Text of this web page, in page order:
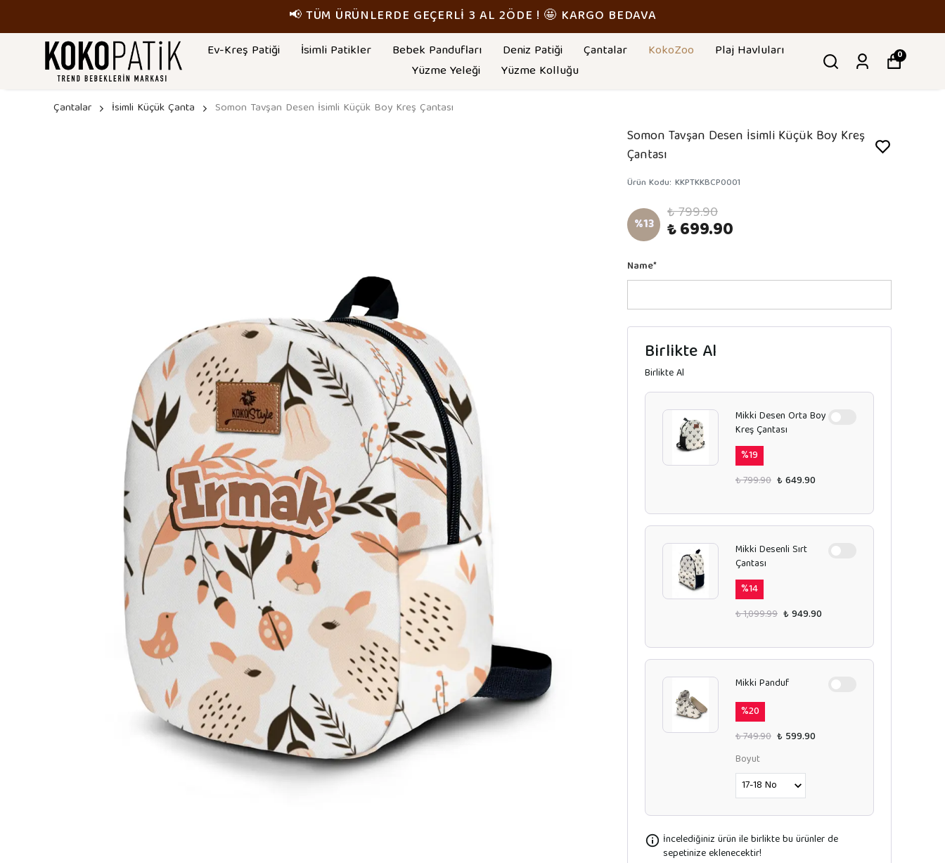
📢 TÜM ÜRÜNLERDE GEÇERLİ 3 AL 2ÖDE ! 🤩 KARGO BEDAVA
Ev-Kreş Patiği İsimli Patikler Bebek Pandufları Deniz Patiği Çantalar KokoZoo
Plaj Havluları
Yüzme Yeleği
Yüzme Kolluğu
0
Çantalar İsimli Küçük Çanta Somon Tavşan Desen İsimli Küçük Boy Kreş Çantası
Somon Tavşan Desen İsimli Küçük Boy Kreş
Çantası
Ürün Kodu: KKPTKKBCP0001
%13 ₺ 799.90
₺ 699.90
Name*
Birlikte Al
Birlikte Al
Mikki Desen Orta Boy
Kreş Çantası
%19
₺ 799.90 ₺ 649.90
Mikki Desenli Sırt
Çantası
%14
₺ 1,099.99 ₺ 949.90
Mikki Panduf
%20
₺ 749.90 ₺ 599.90
Boyut
İncelediğiniz ürün ile birlikte bu ürünler de
sepetinize eklenecektir!